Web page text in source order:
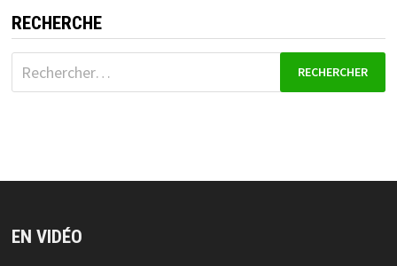
RECHERCHE
Rechercher :
EN VIDÉO